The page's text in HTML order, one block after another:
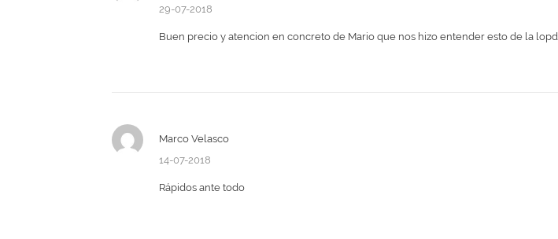
29-07-2018
Buen precio y atencion en concreto de Mario que nos hizo entender esto de la lopd
Marco Velasco
14-07-2018
Rápidos ante todo